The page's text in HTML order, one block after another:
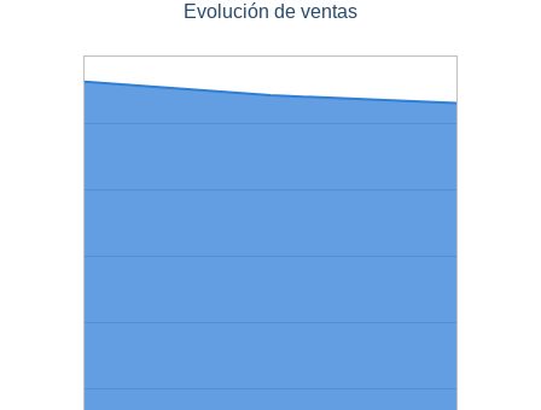
Evolución de ventas